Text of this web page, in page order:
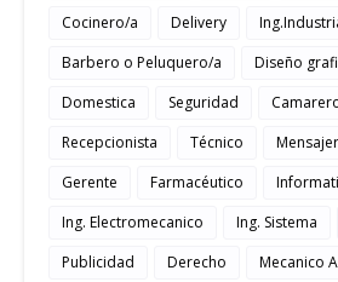
Cocinero/a
Delivery
Barbero o Peluquero/a
Diseño
Domestica
Seguridad
Recepcionista
Técnico
Gerente
Farmacéutico
Ing. Electromecanico
Ing. Sistema
Publicidad
Derecho
Mecanico